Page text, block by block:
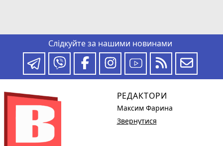
Слідкуйте за нашими новинами
РЕДАКТОРИ
Максим Фарина
Звернутися